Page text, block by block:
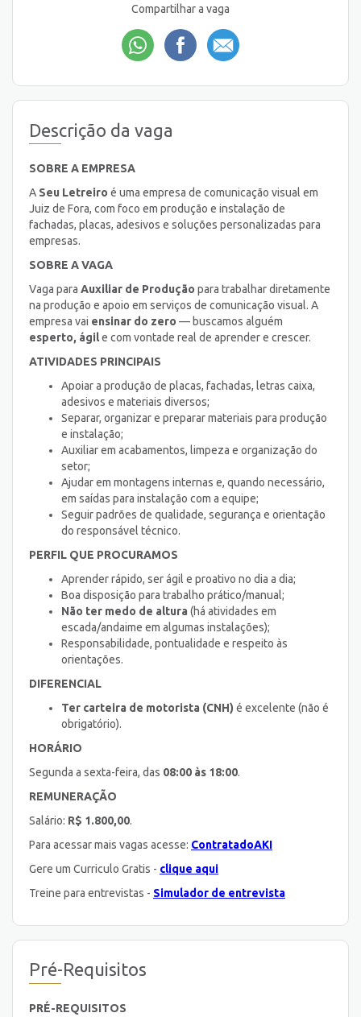
Compartilhar a vaga
Descrição da vaga
SOBRE A EMPRESA
A Seu Letreiro é uma empresa de comunicação visual em
Juiz de Fora, com foco em produção e instalação de
fachadas, placas, adesivos e soluções personalizadas para
empresas.
SOBRE A VAGA
Vaga para Auxiliar de Produção para trabalhar diretamente
na produção e apoio em serviços de comunicação visual. A
empresa vai ensinar do zero — buscamos alguém
esperto, ágile com vontade real de aprender e crescer.
ATIVIDADES PRINCIPAIS
Apoiar a produção de placas, fachadas, letras caixa,
adesivos e materiais diversos;
Separar, organizar e preparar materiais para produção
e instalação;
Auxiliar em acabamentos, limpeza e organização do
setor;
Ajudar em montagens internas e, quando necessário,
em saídas para instalação com a equipe;
Seguir padrões de qualidade, segurança e orientação
do responsável técnico.
PERFIL QUE PROCURAMOS
Aprender rápido, ser ágil e proativo no dia a dia;
Boa disposição para trabalho prático/manual;
Não ter medo de altura (há atividades em
escada/andaime em algumas instalações);
Responsabilidade, pontualidade e respeito às
orientações.
DIFERENCIAL
Ter carteira de motorista (CNH) é excelente (não é
obrigatório).
HORÁRIO
Segunda a sexta-feira, das 08:00 às 18:00.
REMUNERAÇÃO
Salário: R$ 1.800,00.
Para acessar mais vagas acesse: ContratadoAKI
Gere um Curriculo Gratis - clique aqui
Treine para entrevistas - Simulador de entrevista
Pré-Requisitos
PRÉ-REQUISITOS